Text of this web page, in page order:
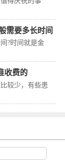
需要多长时间
?时间就是金
收费的
较少，有些患